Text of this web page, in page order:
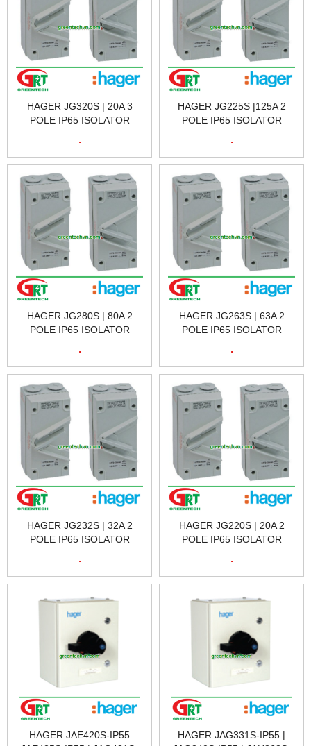
HAGER JG320S | 20A 3
POLE IP65 ISOLATOR
HAGER VIETNAM
HAGER JG225S |125A 2
POLE IP65 ISOLATOR
HAGER VIETNAM
HAGER JG280S | 80A 2
POLE IP65 ISOLATOR
HAGER VIETNAM
HAGER JG263S | 63A 2
POLE IP65 ISOLATOR
HAGER VIETNAM
HAGER JG232S | 32A 2
POLE IP65 ISOLATOR
HAGER VIETNAM
HAGER JG220S | 20A 2
POLE IP65 ISOLATOR
HAGER VIETNAM
HAGER JAE420S-IP55
HAGER JAG331S-IP55 |